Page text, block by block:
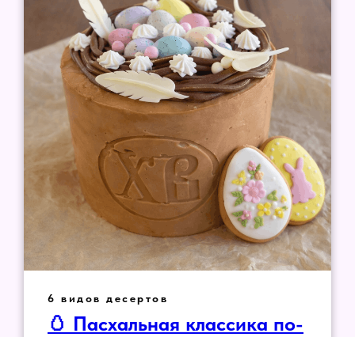
6 видов десертов
🥚 Пасхальная классика по-